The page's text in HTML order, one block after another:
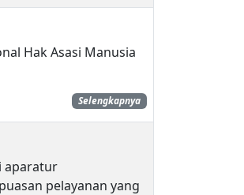
Hak Asasi Manusia
Selengkapnya
aparatur
pelayanan yang